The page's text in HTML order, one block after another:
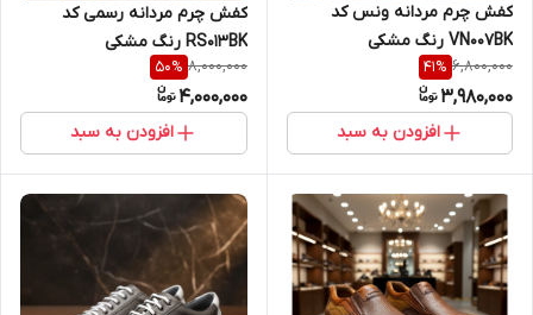
کفش چرم مردانه ونس کد
VN007BK رنگ مشکی
6,800,000
41%
3,980,000
افزودن به سبد
کفش چرم مردانه رسمی کد
RS013BK رنگ مشکی
8,000,000
50%
4,000,000
افزودن به سبد